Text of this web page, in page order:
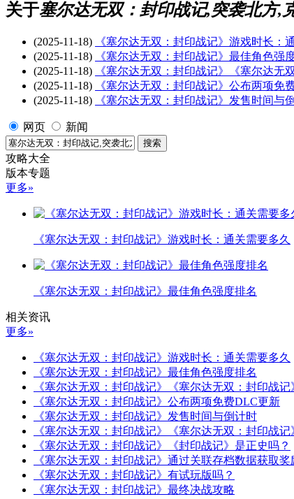
关于塞尔达无双：封印战记,突袭北方,
(2025-11-18)
《塞尔达无双：封印战记》游戏时长：
(2025-11-18)
《塞尔达无双：封印战记》最佳角色强
(2025-11-18)
《塞尔达无双：封印战记》《塞尔达无
(2025-11-18)
《塞尔达无双：封印战记》公布两项免
(2025-11-18)
《塞尔达无双：封印战记》发售时间与
网页 新闻
攻略大全
版本专题
更多»
《塞尔达无双：封印战记》游戏时长：通关需要多久
《塞尔达无双：封印战记》最佳角色强度排名
相关资讯
更多»
《塞尔达无双：封印战记》游戏时长：通关需要多久
《塞尔达无双：封印战记》最佳角色强度排名
《塞尔达无双：封印战记》《塞尔达无双：封印战记
《塞尔达无双：封印战记》公布两项免费DLC更新
《塞尔达无双：封印战记》发售时间与倒计时
《塞尔达无双：封印战记》《塞尔达无双：封印战记
《塞尔达无双：封印战记》《封印战记》是正史吗？
《塞尔达无双：封印战记》通过关联存档数据获取奖
《塞尔达无双：封印战记》有试玩版吗？
《塞尔达无双：封印战记》最终决战攻略